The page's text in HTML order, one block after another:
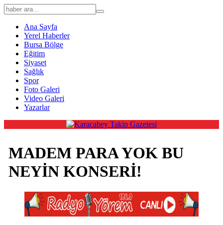
Ana Sayfa
Yerel Haberler
Bursa Bölge
Eğitim
Siyaset
Sağlık
Spor
Foto Galeri
Video Galeri
Yazarlar
MADEM PARA YOK BU
NEYİN KONSERİ!